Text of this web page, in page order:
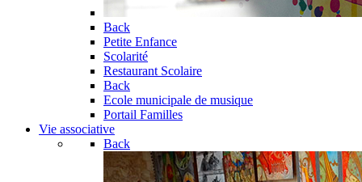
Back
Petite Enfance
Scolarité
Restaurant Scolaire
Back
Ecole municipale de musique
Portail Familles
Vie associative
Back